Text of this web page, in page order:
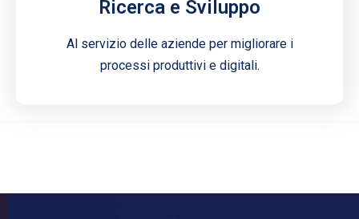
Ricerca e Sviluppo
Al servizio delle aziende per migliorare i
processi produttivi e digitali.